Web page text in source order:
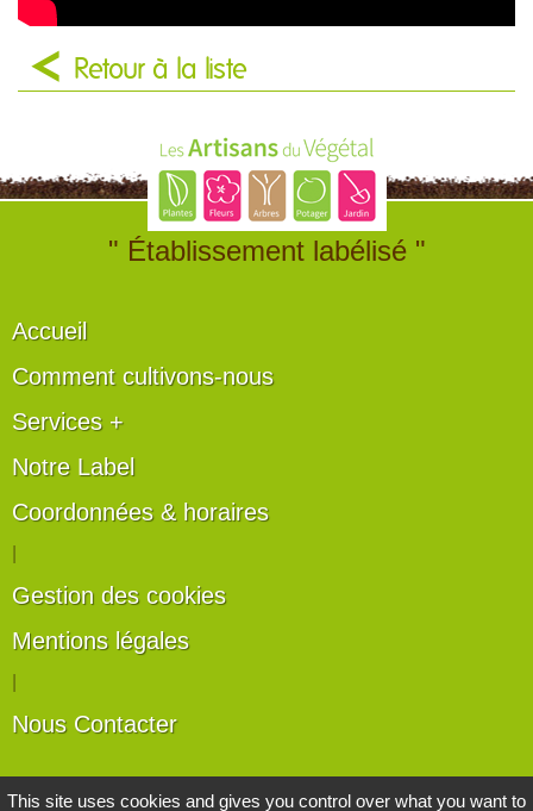
Retour à la liste
" Établissement labélisé "
Accueil
Comment cultivons-nous
Services +
Notre Label
Coordonnées & horaires
Gestion des cookies
Mentions légales
Nous Contacter
Les artisans du végétal
This site uses cookies and gives you control over what you want to